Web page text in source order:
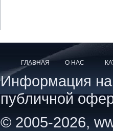
ГЛАВНАЯ О НАС
Информация на
публичной
© 2005-2026,